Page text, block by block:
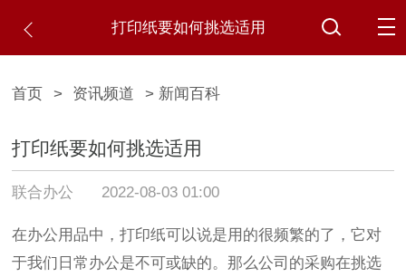
打印纸要如何挑选适用
首页 > 资讯频道 > 新闻百科
打印纸要如何挑选适用
联合办公 2022-08-03 01:00
在办公用品中，打印纸可以说是用的很频繁的了，它对
于我们日常办公是不可或缺的。那么公司的采购在挑选